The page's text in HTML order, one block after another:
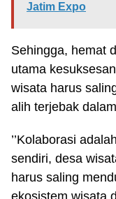
Jatim Expo
Sehingga, hemat
utama
wisata harus
alih terjebak
’’Kolaborasi
sendiri, desa
harus saling
ekosistem wisata